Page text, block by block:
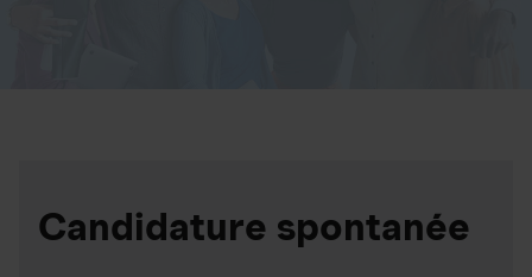
Candidature spontanée